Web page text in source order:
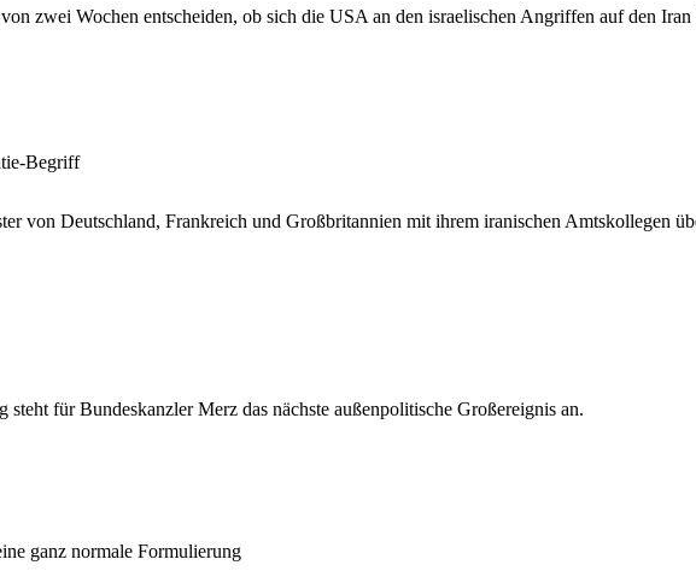
zwei Wochen entscheiden, ob sich die USA an den israelischen Angriffen auf den Iran
Begriff
von Deutschland, Frankreich und Großbritannien mit ihrem iranischen Amtskollegen
für Bundeskanzler Merz das nächste außenpolitische Großereignis an.
ganz normale Formulierung